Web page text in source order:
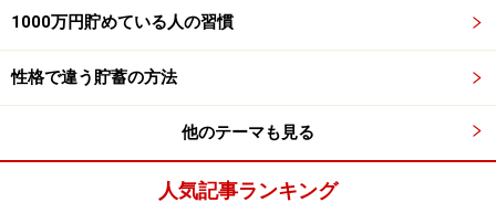
り、ふつうの預貯金と同じように利息は課税され、非課
住宅購入したい人にも財形貯蓄制度はメリ
ットがあります
1000万円貯めている人の習慣
性格で違う貯蓄の方法
他のテーマも見る
人気記事ランキング